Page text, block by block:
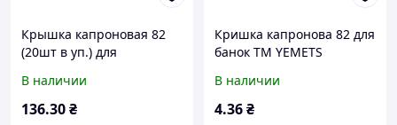
Крышка капроновая 82
(20шт в уп.) для
В наличии
136.30₴
Кришка капронова 82 для
банок ТМ YEMETS
В наличии
4.36₴